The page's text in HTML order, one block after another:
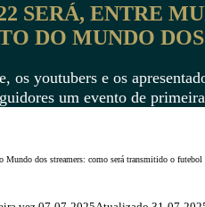
SERÁ, ENTRE
DO MUNDO
os youtubers e os
um evento de
Mundo dos streamers: como será transmitido o futebol